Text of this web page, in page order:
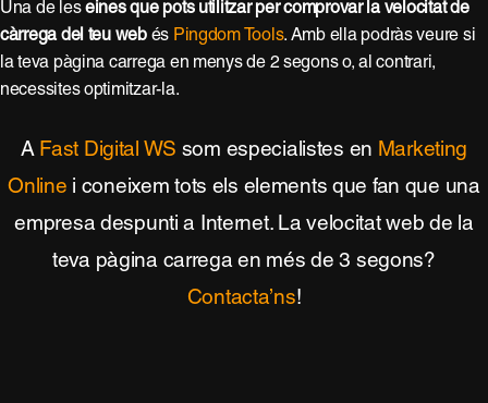
Una de leseines que pots utilitzar per comprovar la velocitat de
càrrega del teu webés Pingdom Tools. Amb ella podràs veure si
la teva pàgina carrega en menys de 2 segons o, al contrari,
necessites optimitzar-la.
A Fast Digital WS som especialistes en Marketing
Online i coneixem tots els elements que fan que una
empresa despunti a Internet. La velocitat web de la
teva pàgina carrega en més de 3 segons?
Contacta’ns!